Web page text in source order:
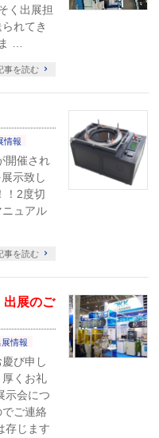
く出展担
れてき
…
事を読む
情報
開催され
示致し
！2度切
ュアル
事を読む
出展のご
展情報
び申し
厚くお礼
示会につ
ご連絡
存じます